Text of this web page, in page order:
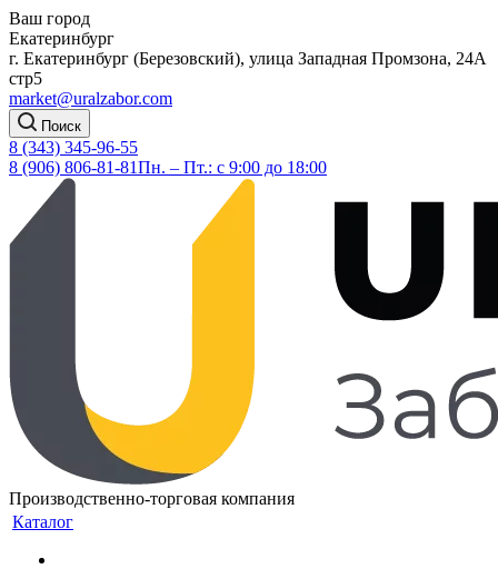
Ваш город
Екатеринбург
г. Екатеринбург (Березовский), улица Западная Промзона, 24А
стр5
market@uralzabor.com
Поиск
8 (343) 345-96-55
8 (906) 806-81-81Пн. – Пт.: с 9:00 до 18:00
Производственно-торговая компания
Каталог